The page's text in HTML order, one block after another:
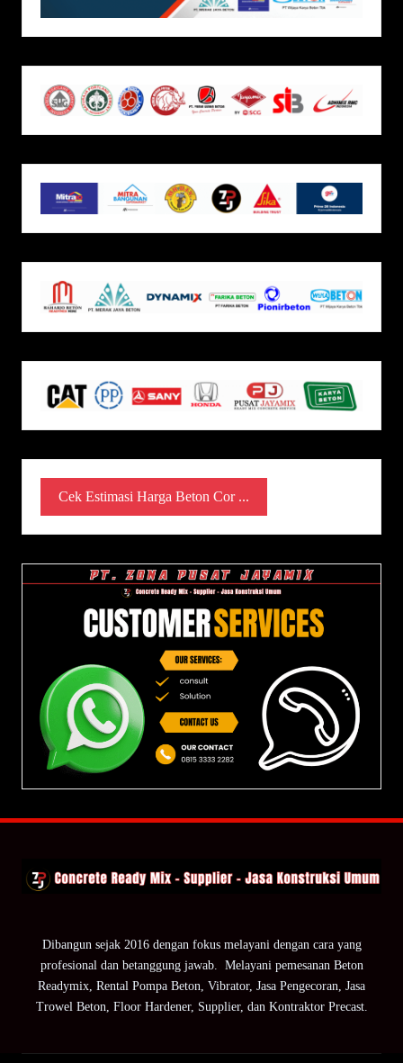
Cek Estimasi Harga Beton Cor ...
Dibangun sejak 2016 dengan fokus melayani dengan cara yang
profesional dan betanggung jawab. Melayani pemesanan Beton
Readymix, Rental Pompa Beton, Vibrator, Jasa Pengecoran, Jasa
Trowel Beton, Floor Hardener, Supplier, dan Kontraktor Precast.